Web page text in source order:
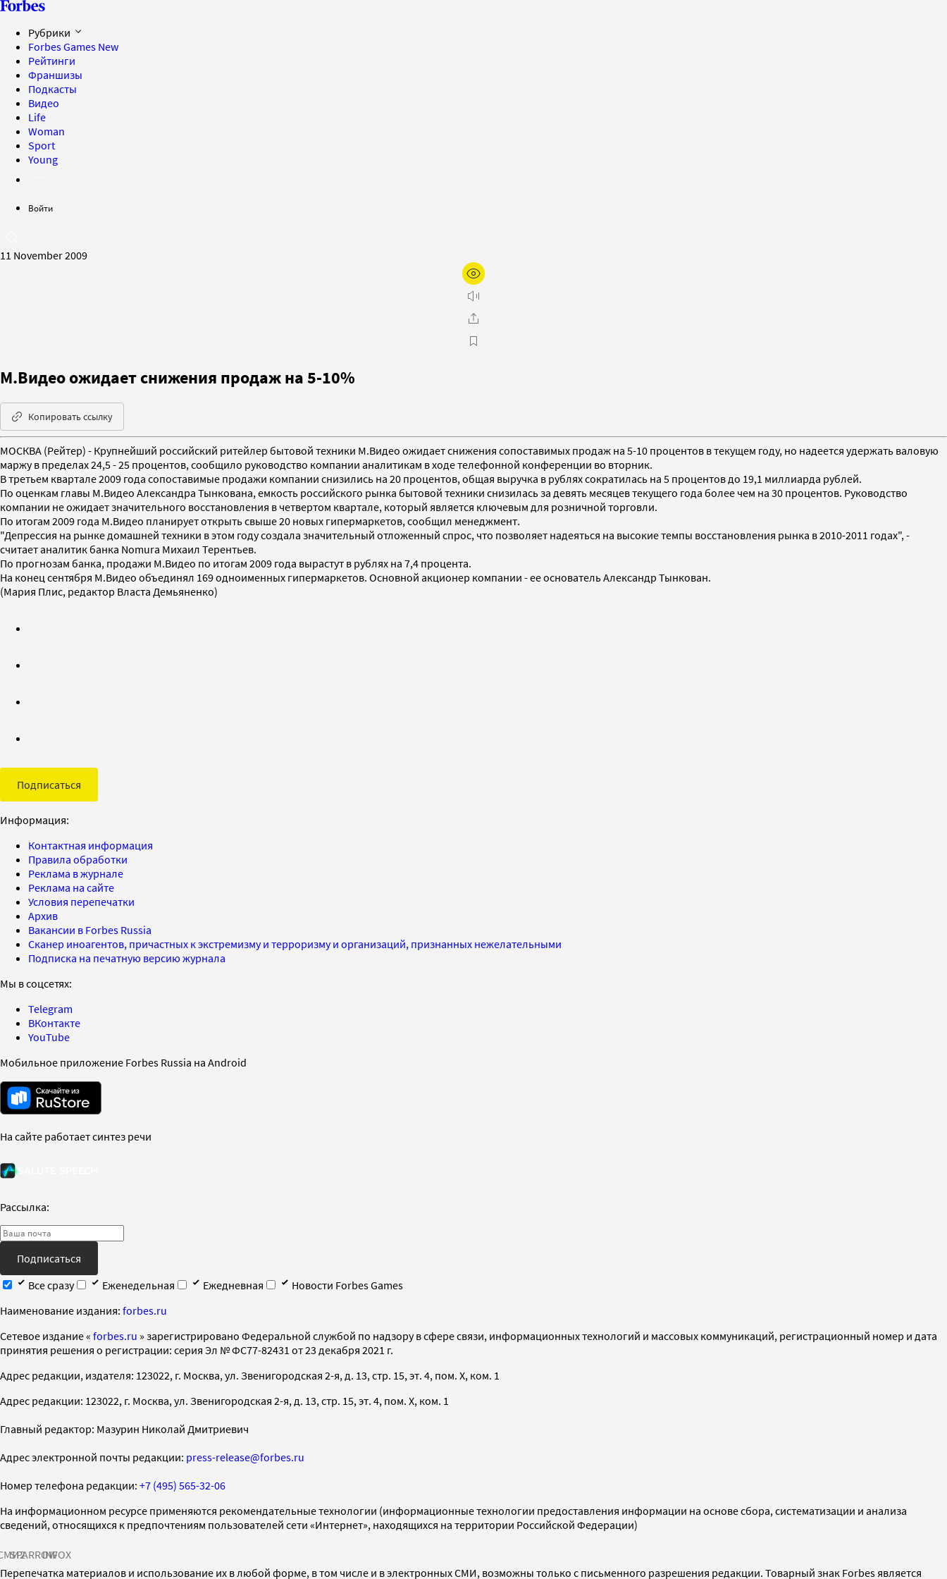
Рубрики
Forbes Games New
Рейтинги
Франшизы
Подкасты
Видео
Life
Woman
Sport
Young
Войти
11 November 2009
М.Видео ожидает снижения продаж на 5-10%
Копировать ссылку
МОСКВА (Рейтер) - Крупнейший российский ритейлер бытовой техники М.Видео ожидает снижения сопоставимых продаж на 5-10 процентов в текущем году, но надеется удержать валовую
маржу в пределах 24,5 - 25 процентов, сообщило руководство компании аналитикам в ходе телефонной конференции во вторник.
В третьем квартале 2009 года сопоставимые продажи компании снизились на 20 процентов, общая выручка в рублях сократилась на 5 процентов до 19,1 миллиарда рублей.
По оценкам главы М.Видео Александра Тынкована, емкость российского рынка бытовой техники снизилась за девять месяцев текущего года более чем на 30 процентов. Руководство
компании не ожидает значительного восстановления в четвертом квартале, который является ключевым для розничной торговли.
По итогам 2009 года М.Видео планирует открыть свыше 20 новых гипермаркетов, сообщил менеджмент.
"Депрессия на рынке домашней техники в этом году создала значительный отложенный спрос, что позволяет надеяться на высокие темпы восстановления рынка в 2010-2011 годах", -
считает аналитик банка Nomura Михаил Терентьев.
По прогнозам банка, продажи М.Видео по итогам 2009 года вырастут в рублях на 7,4 процента.
На конец сентября М.Видео объединял 169 одноименных гипермаркетов. Основной акционер компании - ее основатель Александр Тынкован.
(Мария Плис, редактор Власта Демьяненко)
Подписаться
Информация:
Контактная информация
Правила обработки
Реклама в журнале
Реклама на сайте
Условия перепечатки
Архив
Вакансии в Forbes Russia
Сканер иноагентов, причастных к экстремизму и терроризму и организаций, признанных нежелательными
Подписка на печатную версию журнала
Мы в соцсетях:
Telegram
ВКонтакте
YouTube
Мобильное приложение Forbes Russia на Android
На сайте работает синтез речи
Рассылка:
Подписаться
Все сразу
Еженедельная Ежедневная
Новости Forbes Games
Наименование издания: forbes.ru
Cетевое издание « forbes.ru » зарегистрировано Федеральной службой по надзору в сфере связи, информационных технологий и массовых коммуникаций, регистрационный номер и дата
принятия решения о регистрации: серия Эл № ФС77-82431 от 23 декабря 2021 г.
Адрес редакции, издателя: 123022, г. Москва, ул. Звенигородская 2-я, д. 13, стр. 15, эт. 4, пом. X, ком. 1
Адрес редакции: 123022, г. Москва, ул. Звенигородская 2-я, д. 13, стр. 15, эт. 4, пом. X, ком. 1
Главный редактор: Мазурин Николай Дмитриевич
Адрес электронной почты редакции: press-release@forbes.ru
Номер телефона редакции: +7 (495) 565-32-06
На информационном ресурсе применяются рекомендательные технологии (информационные технологии предоставления информации на основе сбора, систематизации и анализа
сведений, относящихся к предпочтениям пользователей сети «Интернет», находящихся на территории Российской Федерации)
SPARROWINFOX
Перепечатка материалов и использование их в любой форме, в том числе и в электронных СМИ, возможны только с письменного разрешения редакции. Товарный знак Forbes является